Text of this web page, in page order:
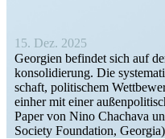
15. Dez. 2025
Georgien befindet sich auf
kon­so­li­dierung. Die
schaft, politi­schem
einher mit einer
Paper von Nino Chachava
Society Foundation,